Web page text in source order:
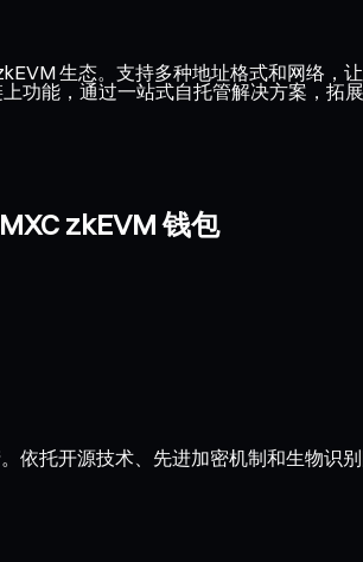
生态。支持多种地址格式和网络，
能，通过一站式自托管解决方案，拓
zkEVM 钱包
托开源技术、先进加密机制和生物识